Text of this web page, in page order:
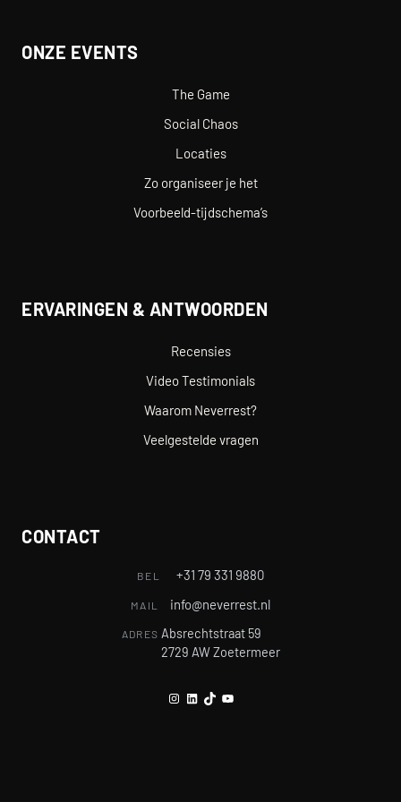
ONZE EVENTS
The Game
Social Chaos
Locaties
Zo organiseer je het
Voorbeeld-tijdschema’s
ERVARINGEN & ANTWOORDEN
Recensies
Video Testimonials
Waarom Neverrest?
Veelgestelde vragen
CONTACT
BEL +31 79 331 9880
MAIL info@neverrest.nl
ADRES Absrechtstraat 59
2729 AW Zoetermeer
Instagram
LinkedIn
TikTokYouTube